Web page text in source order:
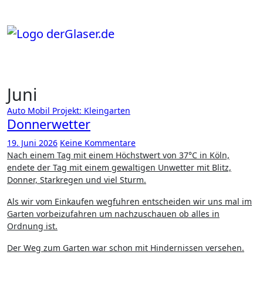
springen
Juni
Auto Mobil Projekt: Kleingarten
Donnerwetter
19. Juni 2026 Keine Kommentare
Nach einem Tag mit einem Höchstwert von 37°C in Köln,
endete der Tag mit einem gewaltigen Unwetter mit Blitz,
Donner, Starkregen und viel Sturm.
Als wir vom Einkaufen wegfuhren entscheiden wir uns mal im
Garten vorbeizufahren um nachzuschauen ob alles in
Ordnung ist.
Der Weg zum Garten war schon mit Hindernissen versehen.